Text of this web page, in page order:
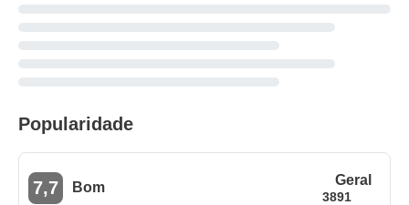
Popularidade
7,7 Bom Geral
3891